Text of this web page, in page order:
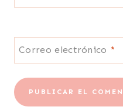
Correo electrónico *